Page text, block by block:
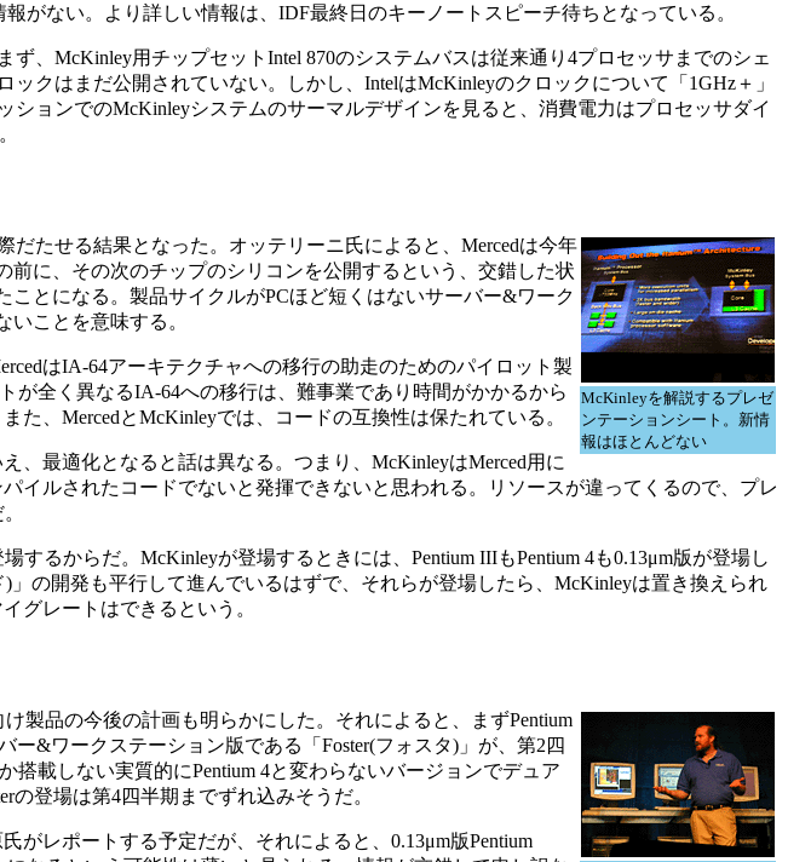
がない。より詳しい情報は、IDF最終日のキーノートスピーチ待ちとなっている。
、McKinley用チップセットIntel 870のシステムバスは従来通り4プロセッサまでのシェ
クはまだ公開されていない。しかし、IntelはMcKinleyのクロックについて「1GHz＋」
ョンでのMcKinleyシステムのサーマルデザインを見ると、消費電力はプロセッサダイ
McKinleyを解説するプレゼ
ンテーションシート。新情
報はほとんどない
たせる結果となった。オッテリーニ氏によると、Mercedは今年
に、その次のチップのシリコンを公開するという、交錯した状
とになる。製品サイクルがPCほど短くはないサーバー&ワーク
ことを意味する。
はIA-64アーキテクチャへの移行の助走のためのパイロット製
が全く異なるIA-64への移行は、難事業であり時間がかかるから
、MercedとMcKinleyでは、コードの互換性は保たれている。
最適化となると話は異なる。つまり、McKinleyはMerced用に
イルされたコードでないと発揮できないと思われる。リソースが違ってくるので、プレ
るからだ。McKinleyが登場するときには、Pentium IIIもPentium 4も0.13μm版が登場し
の開発も平行して進んでいるはずで、それらが登場したら、McKinleyは置き換えられ
グレートはできるという。
製品の今後の計画も明らかにした。それによると、まずPentium
&ワークステーション版である「Foster(フォスタ)」が、第2四
載しない実質的にPentium 4と変わらないバージョンでデュア
登場は第4四半期までずれ込みそうだ。
レポートする予定だが、それによると、0.13μm版Pentium